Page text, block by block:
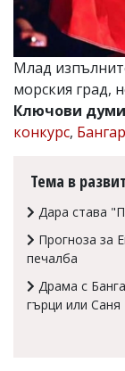
Главен
редактор:
Иван
Колев,
email:
office@flagman.bg
Коментарите
читателите
редакцията
носи
отговорност
Млад
морския град,
Ключови
конкурс,
Тема в
Дара става
Прогноза за
печалба
Драма с
гърци или Саня